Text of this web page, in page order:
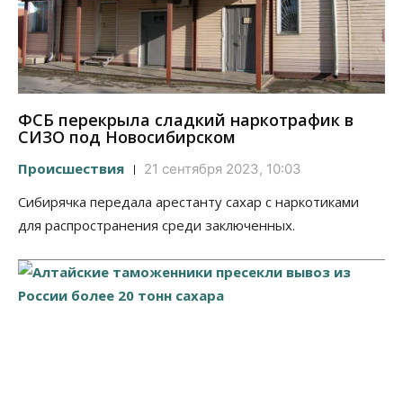
ФСБ перекрыла сладкий наркотрафик в
СИЗО под Новосибирском
Происшествия 21 сентября 2023, 10:03
Сибирячка передала арестанту сахар с наркотиками
для распространения среди заключенных.